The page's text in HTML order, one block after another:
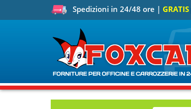
Spedizioni in 24/48 ore | GRATIS